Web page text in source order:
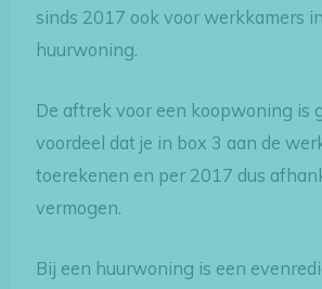
sinds 2017 ook voor werkkamers
huurwoning.
De aftrek voor een koopwoning is
voordeel dat je in box 3 aan de
toerekenen en per 2017 dus
vermogen.
Bij een huurwoning is een